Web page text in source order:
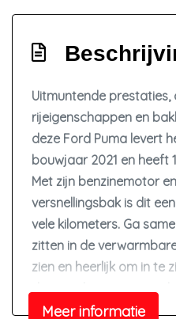
Elektronische
Geluidsisolerend glas
Hoofd airbag(s)
Hoofd airbag(s) voor
Keyless start
Led mistlampen
Multimedia scherm
Passagiersairbag
Rijstrooksensor met
Vervolgbotsing
Uitmuntende prestaties,
rijeigenschappen en
deze Ford Puma levert
bouwjaar 2021 en heeft
Met zijn benzinemotor
versnellingsbak is dit
vele kilometers. Ga
zitten in de
zien en heerlijk om in te
die u onderweg
De achterklep opent
Meer informatie